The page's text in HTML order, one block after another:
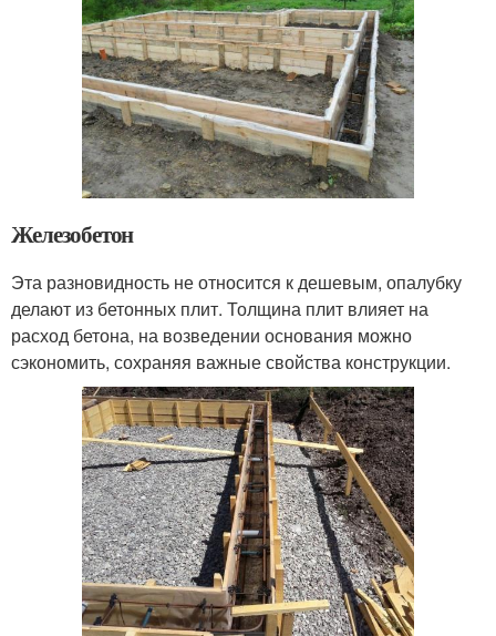
Железобетон
Эта разновидность не относится к дешевым, опалубку
делают из бетонных плит. Толщина плит влияет на
расход бетона, на возведении основания можно
сэкономить, сохраняя важные свойства конструкции.